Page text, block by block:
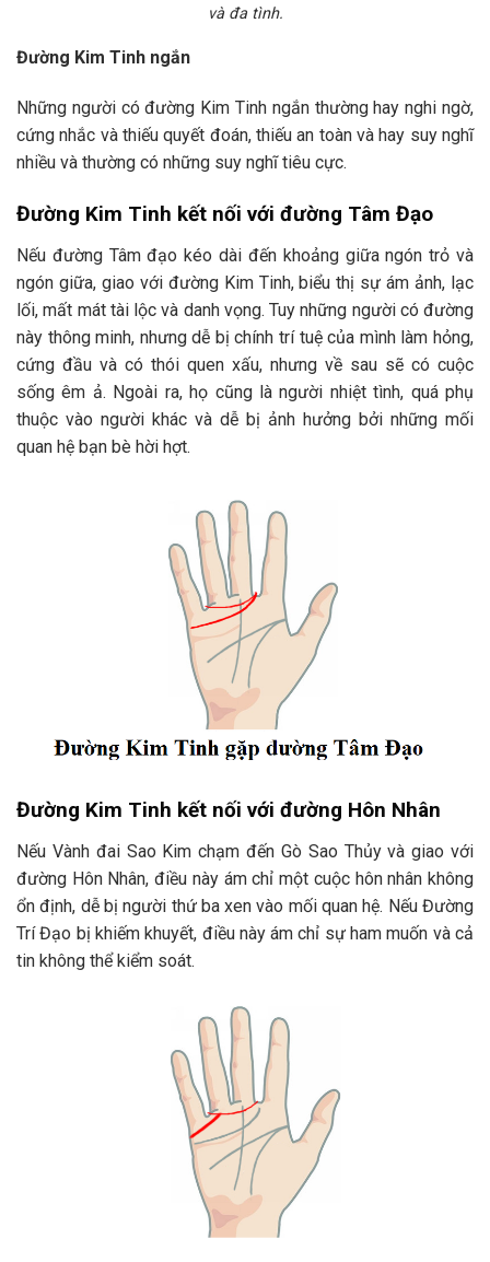
và đa tình.
Đường Kim Tinh ngắn
Những người có đường Kim Tinh ngắn thường hay nghi ngờ,
cứng nhắc và thiếu quyết đoán, thiếu an toàn và hay suy nghĩ
nhiều và thường có những suy nghĩ tiêu cực.
Đường Kim Tinh kết nối với đường Tâm Đạo
Nếu đường Tâm đạo kéo dài đến khoảng giữa ngón trỏ và
ngón giữa, giao với đường Kim Tinh, biểu thị sự ám ảnh, lạc
lối, mất mát tài lộc và danh vọng. Tuy những người có đường
này thông minh, nhưng dễ bị chính trí tuệ của mình làm hỏng,
cứng đầu và có thói quen xấu, nhưng về sau sẽ có cuộc
sống êm ả. Ngoài ra, họ cũng là người nhiệt tình, quá phụ
thuộc vào người khác và dễ bị ảnh hưởng bởi những mối
quan hệ bạn bè hời hợt.
Đường Kim Tinh kết nối với đường Hôn Nhân
Nếu Vành đai Sao Kim chạm đến Gò Sao Thủy và giao với
đường Hôn Nhân, điều này ám chỉ một cuộc hôn nhân không
ổn định, dễ bị người thứ ba xen vào mối quan hệ. Nếu Đường
Trí Đạo bị khiếm khuyết, điều này ám chỉ sự ham muốn và cả
tin không thể kiểm soát.